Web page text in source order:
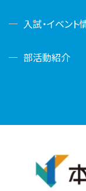
入試・イベント
部活動紹介